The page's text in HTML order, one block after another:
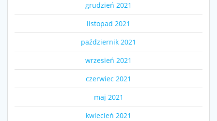
grudzień 2021
listopad 2021
październik 2021
wrzesień 2021
czerwiec 2021
maj 2021
kwiecień 2021